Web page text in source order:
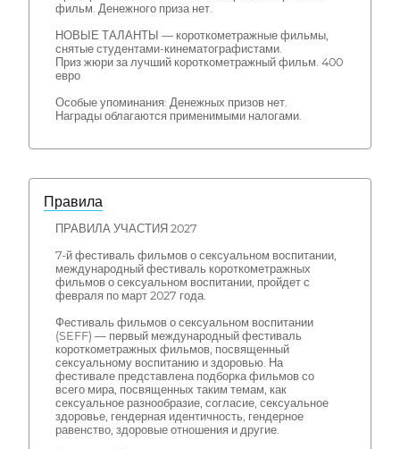
фильм. Денежного приза нет.
НОВЫЕ ТАЛАНТЫ — короткометражные фильмы,
снятые студентами-кинематографистами.
Приз жюри за лучший короткометражный фильм. 400
евро
Особые упоминания: Денежных призов нет.
Награды облагаются применимыми налогами.
Правила
ПРАВИЛА УЧАСТИЯ 2027
7-й фестиваль фильмов о сексуальном воспитании,
международный фестиваль короткометражных
фильмов о сексуальном воспитании, пройдет с
февраля по март 2027 года.
Фестиваль фильмов о сексуальном воспитании
(SEFF) — первый международный фестиваль
короткометражных фильмов, посвященный
сексуальному воспитанию и здоровью. На
фестивале представлена подборка фильмов со
всего мира, посвященных таким темам, как
сексуальное разнообразие, согласие, сексуальное
здоровье, гендерная идентичность, гендерное
равенство, здоровые отношения и другие.